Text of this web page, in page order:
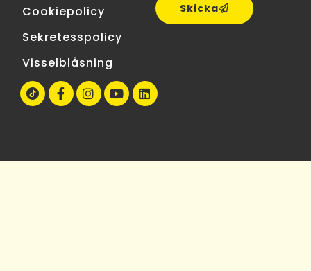
Cookiepolicy
Sekretesspolicy
Visselblåsning
Skicka